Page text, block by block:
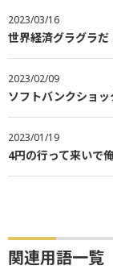
2023/03/16
世界経済グラグラだ
2023/02/09
ソフトバンクショ
2023/01/19
4円の行って来いで
関連用語一覧